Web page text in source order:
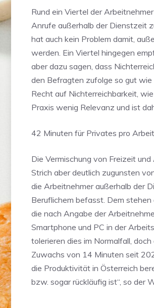
Rund ein Viertel der
Anrufe außerhalb der Dienstzeit
hat auch kein Problem damit,
werden. Ein Viertel hingegen
aber dazu sagen, dass
den Befragten zufolge so gut wie
Recht auf Nichterreichbarkeit,
Praxis wenig Relevanz und ist
42 Minuten für Privates pro
Die Vermischung von Freizeit
Strich aber deutlich zugunsten
die Arbeitnehmer außerhalb der
Beruflichem befasst. Dem
die nach Angabe der
Smartphone und PC in der
tolerieren dies im Normalfall,
Zuwachs von 14 Minuten seit
die Produktivität in Österreich
bzw. sogar rückläufig ist“, so der